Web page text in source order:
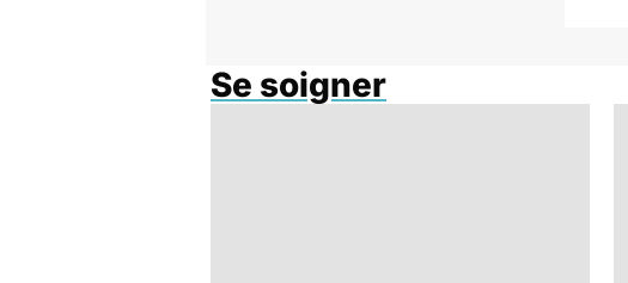
Se soigner